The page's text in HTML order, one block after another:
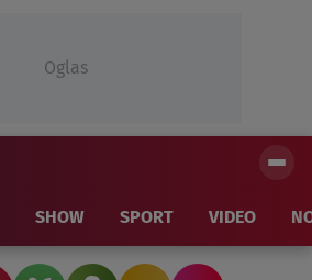
Oglas
SHOW SPORT VIDEO